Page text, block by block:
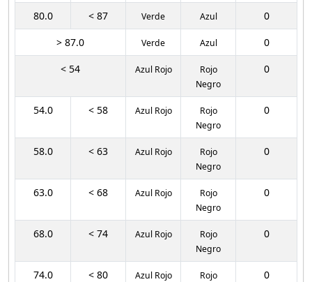
80.0
< 87 Verde Azul
0
> 87.0
Verde Azul
0
< 54
Azul Rojo
Rojo
Negro
0
54.0 < 58 Azul Rojo
Rojo
Negro
0
58.0 < 63 Azul Rojo
Rojo
Negro
0
63.0 < 68 Azul Rojo
Rojo
Negro
0
68.0 < 74 Azul Rojo
Rojo
Negro
0
74.0 < 80 Azul Rojo
Rojo
0